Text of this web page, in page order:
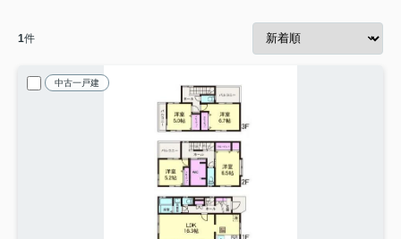
1件
中古一戸建